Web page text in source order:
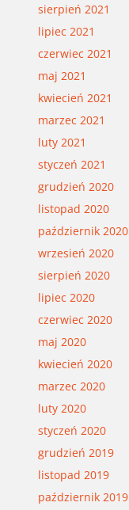
sierpień 2021
lipiec 2021
czerwiec 2021
maj 2021
kwiecień 2021
marzec 2021
luty 2021
styczeń 2021
grudzień 2020
listopad 2020
październik 2020
wrzesień 2020
sierpień 2020
lipiec 2020
czerwiec 2020
maj 2020
kwiecień 2020
marzec 2020
luty 2020
styczeń 2020
grudzień 2019
listopad 2019
październik 2019